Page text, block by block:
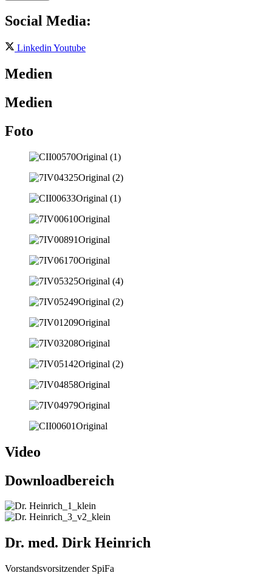
Social Media:
Linkedin Youtube
Medien
Medien
Foto
Video
Downloadbereich
Dr. med. Dirk Heinrich
Vorstandsvorsitzender SpiFa